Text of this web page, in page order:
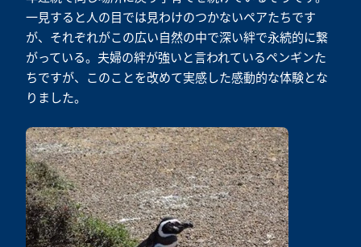
一見すると人の目では見わけのつかないペアたちです
が、それぞれがこの広い自然の中で深い絆で永続的に繋
がっている。夫婦の絆が強いと言われているペンギンた
ちですが、このことを改めて実感した感動的な体験とな
りました。